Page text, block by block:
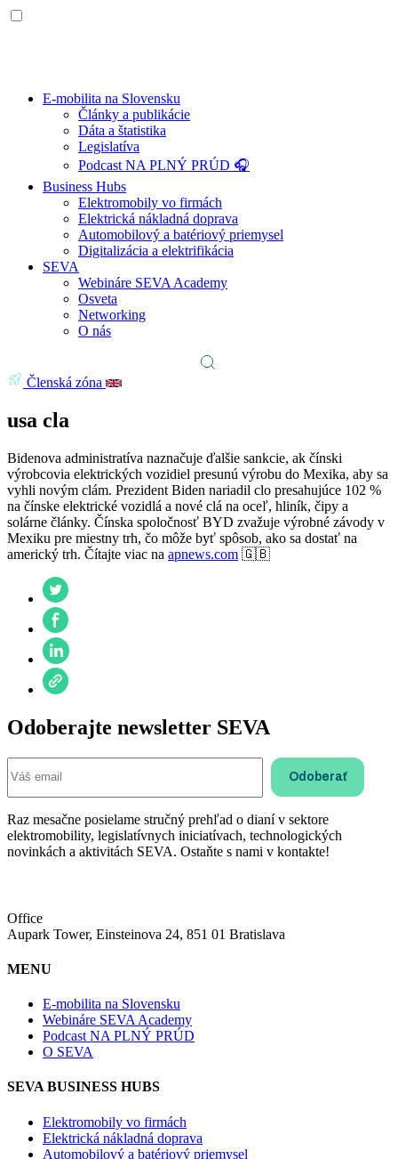
E-mobilita na Slovensku
Články a publikácie
Dáta a štatistika
Legislatíva
Podcast NA PLNÝ PRÚD 🎧
Business Hubs
Elektromobily vo firmách
Elektrická nákladná doprava
Automobilový a batériový priemysel
Digitalizácia a elektrifikácia
SEVA
Webináre SEVA Academy
Osveta
Networking
O nás
Členská zóna
usa cla
Bidenova administratíva naznačuje ďalšie sankcie, ak čínski
výrobcovia elektrických vozidiel presunú výrobu do Mexika, aby sa
vyhli novým clám. Prezident Biden nariadil clo presahujúce 102 %
na čínske elektrické vozidlá a nové clá na oceľ, hliník, čipy a
solárne články. Čínska spoločnosť BYD zvažuje výrobné závody v
Mexiku pre miestny trh, čo môže byť spôsob, ako sa dostať na
americký trh. Čítajte viac na apnews.com 🇬🇧
Odoberajte newsletter SEVA
Raz mesačne posielame stručný prehľad o dianí v sektore
elektromobility, legislatívnych iniciatívach, technologických
novinkách a aktivitách SEVA. Ostaňte s nami v kontakte!
Office
Aupark Tower, Einsteinova 24, 851 01 Bratislava
MENU
E-mobilita na Slovensku
Webináre SEVA Academy
Podcast NA PLNÝ PRÚD
O SEVA
SEVA BUSINESS HUBS
Elektromobily vo firmách
Elektrická nákladná doprava
Automobilový a batériový priemysel